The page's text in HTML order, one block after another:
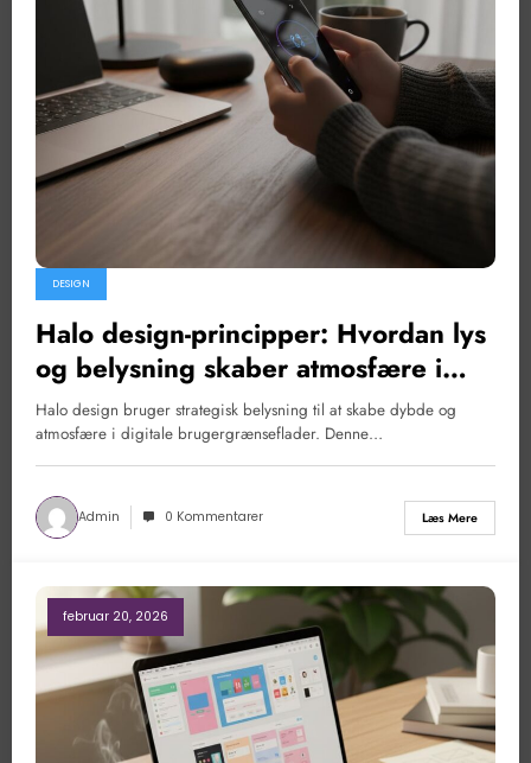
DESIGN
Halo design-principper: Hvordan lys
og belysning skaber atmosfære i
digitale brugergrænseflader
Halo design bruger strategisk belysning til at skabe dybde og
atmosfære i digitale brugergrænseflader. Denne…
Admin 0 Kommentarer Læs Mere
februar 20, 2026